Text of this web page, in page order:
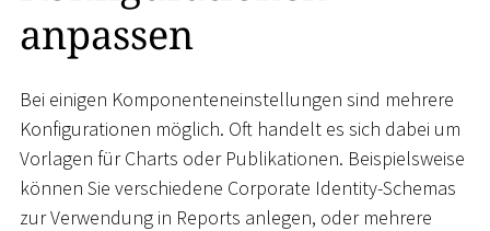
anpassen
Bei einigen Komponenteneinstellungen sind mehrere
Konfigurationen möglich. Oft handelt es sich dabei um
Vorlagen für Charts oder Publikationen. Beispielsweise
können Sie verschiedene Corporate Identity-Schemas
zur Verwendung in Reports anlegen, oder mehrere